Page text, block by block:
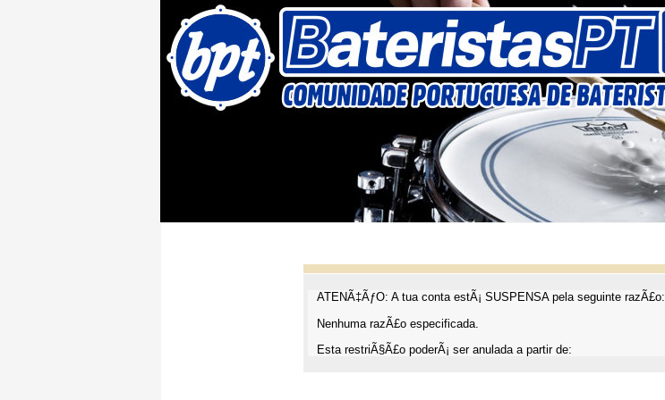
ATENÃ‡ÃƒO: A tua conta estÃ¡ SUSPENSA pela seguinte razÃ£o:
Nenhuma razÃ£o especificada.
Esta restriÃ§Ã£o poderÃ¡ ser anulada a partir de: